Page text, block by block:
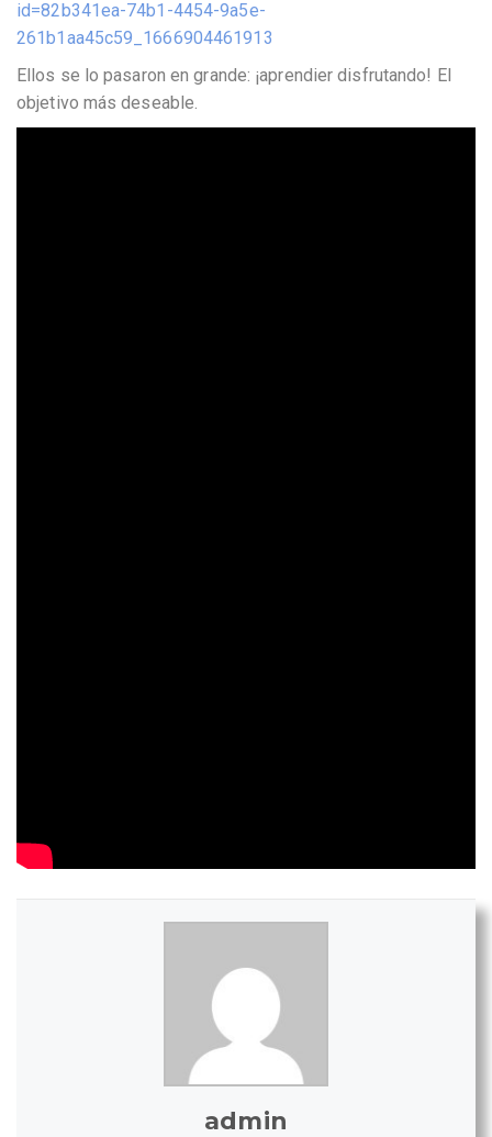
id=82b341ea-74b1-4454-9a5e-
261b1aa45c59_1666904461913
Ellos se lo pasaron en grande: ¡aprendier disfrutando! El
objetivo más deseable.
admin